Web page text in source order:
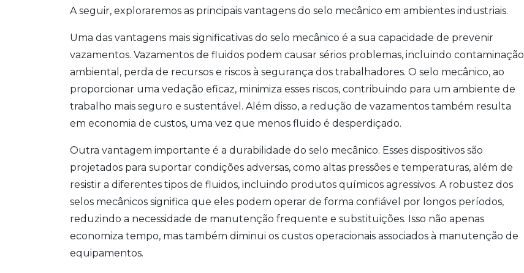
A seguir, exploraremos as principais vantagens do selo mecânico em ambientes industriais.
Uma das vantagens mais significativas do selo mecânico é a sua capacidade de prevenir
vazamentos. Vazamentos de fluidos podem causar sérios problemas, incluindo contaminação
ambiental, perda de recursos e riscos à segurança dos trabalhadores. O selo mecânico, ao
proporcionar uma vedação eficaz, minimiza esses riscos, contribuindo para um ambiente de
trabalho mais seguro e sustentável. Além disso, a redução de vazamentos também resulta
em economia de custos, uma vez que menos fluido é desperdiçado.
Outra vantagem importante é a durabilidade do selo mecânico. Esses dispositivos são
projetados para suportar condições adversas, como altas pressões e temperaturas, além de
resistir a diferentes tipos de fluidos, incluindo produtos químicos agressivos. A robustez dos
selos mecânicos significa que eles podem operar de forma confiável por longos períodos,
reduzindo a necessidade de manutenção frequente e substituições. Isso não apenas
economiza tempo, mas também diminui os custos operacionais associados à manutenção de
equipamentos.